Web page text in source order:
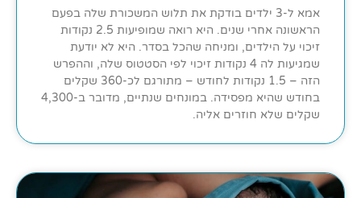
אמא ל-3 ילדים בודקת את תלוש המשכורת שלה בפעם
הראשונה אחרי שנים. היא רואה שמופיעות 2.5 נקודות
זיכוי על הילדים, ומניחה שהכל בסדר. היא לא יודעת
שמגיעות לה 4 נקודות זיכוי לפי הסטטוס שלה, וההפרש
הזה – 1.5 נקודות לחודש – מתורגם לכ-360 שקלים
בחודש שהיא מפסידה. במונחים שנתיים, מדובר ב-4,300
שקלים שלא חוזרים אליה.